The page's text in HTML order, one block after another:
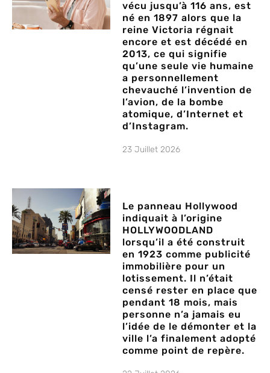
vécu jusqu’à 116 ans, est
né en 1897 alors que la
reine Victoria régnait
encore et est décédé en
2013, ce qui signifie
qu’une seule vie humaine
a personnellement
chevauché l’invention de
l’avion, de la bombe
atomique, d’Internet et
d’Instagram.
23 Juillet 2026
Le panneau Hollywood
indiquait à l’origine
HOLLYWOODLAND
lorsqu’il a été construit
en 1923 comme publicité
immobilière pour un
lotissement. Il n’était
censé rester en place que
pendant 18 mois, mais
personne n’a jamais eu
l’idée de le démonter et la
ville l’a finalement adopté
comme point de repère.